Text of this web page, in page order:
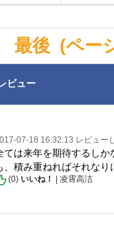
最後 (ペー
ビュー
07-18 16:32:13 レビュー
ては来年を期待するし
、積み重ねればそれなり
(0) いいね！ | 凌霄高洁